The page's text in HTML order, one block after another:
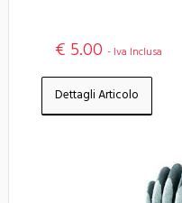
€ 5.00 - Iva Inclusa
Dettagli Articolo